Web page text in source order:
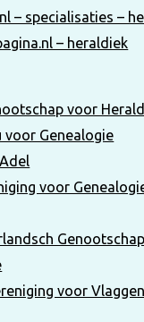
– specialisaties –
– heraldiek
voor
voor Genealogie
voor
voor